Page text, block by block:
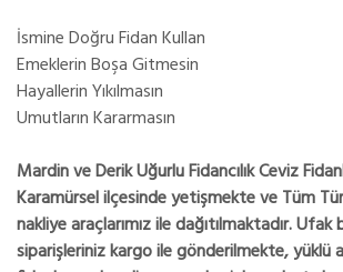
İsmine Doğru Fidan Kullan
Emeklerin Boşa Gitmesin
Hayallerin Yıkılmasın
Umutların Kararmasın
Mardin ve Derik Uğurlu Fidancılık Ceviz
Karamürsel ilçesinde yetişmekte ve Tüm
nakliye araçlarımız ile dağıtılmaktadır.
siparişleriniz kargo ile gönderilmekte, yüklü